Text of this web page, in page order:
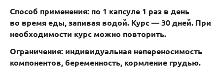
Способ применения: по 1 капсуле 1 раз в день
во время еды, запивая водой. Курс — 30 дней. При
необходимости курс можно повторить.
Ограничения: индивидуальная непереносимость
компонентов, беременность, кормление грудью.